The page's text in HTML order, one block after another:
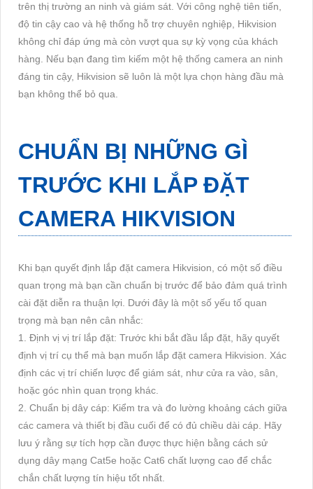
trên thị trường an ninh và giám sát. Với công nghệ tiên tiến,
độ tin cậy cao và hệ thống hỗ trợ chuyên nghiệp, Hikvision
không chỉ đáp ứng mà còn vượt qua sự kỳ vọng của khách
hàng. Nếu bạn đang tìm kiếm một hệ thống camera an ninh
đáng tin cậy, Hikvision sẽ luôn là một lựa chọn hàng đầu mà
bạn không thể bỏ qua.
CHUẨN BỊ NHỮNG GÌ
TRƯỚC KHI LẮP ĐẶT
CAMERA HIKVISION
Khi bạn quyết định lắp đặt camera Hikvision, có một số điều
quan trọng mà bạn cần chuẩn bị trước để bảo đảm quá trình
cài đặt diễn ra thuận lợi. Dưới đây là một số yếu tố quan
trọng mà bạn nên cân nhắc:
1. Định vị vị trí lắp đặt: Trước khi bắt đầu lắp đặt, hãy quyết
định vị trí cụ thể mà bạn muốn lắp đặt camera Hikvision. Xác
định các vị trí chiến lược để giám sát, như cửa ra vào, sân,
hoặc góc nhìn quan trọng khác.
2. Chuẩn bị dây cáp: Kiểm tra và đo lường khoảng cách giữa
các camera và thiết bị đầu cuối để có đủ chiều dài cáp. Hãy
lưu ý rằng sự tích hợp cần được thực hiện bằng cách sử
dụng dây mạng Cat5e hoặc Cat6 chất lượng cao để chắc
chắn chất lượng tín hiệu tốt nhất.